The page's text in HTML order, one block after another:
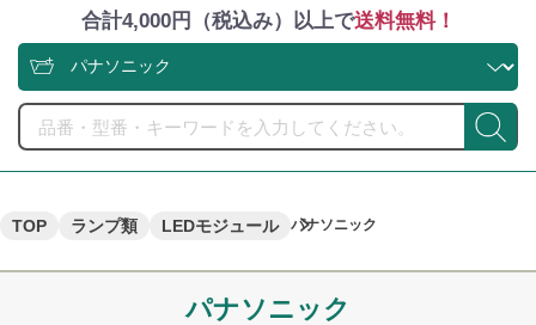
合計4,000円（税込み）以上で送料無料！
TOP ランプ類 LEDモジュール パナソニック
パナソニック